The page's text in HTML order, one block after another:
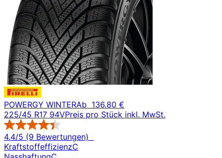
POWERGY WINTERAb 136.80 €
225/45 R17 94VPreis pro Stück inkl. MwSt.
4.4/5 (9 Bewertungen)
KraftstoffeffizienzC